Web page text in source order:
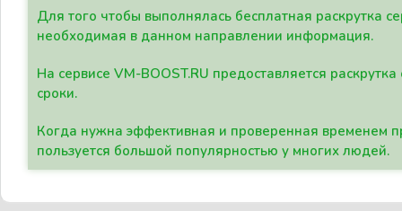
Для того чтобы выполнялась бесплатная раскрутка
необходимая в данном направлении информация.
На сервисе VM-BOOST.RU предоставляется
сроки.
Когда нужна эффективная и проверенная временем
пользуется большой популярностью у многих людей.